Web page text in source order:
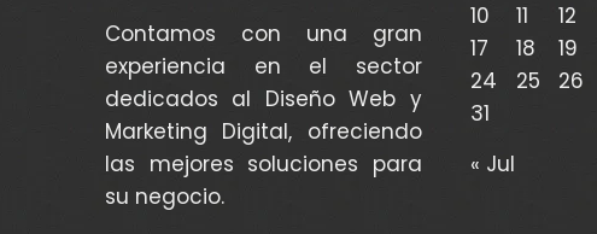
Contamos con una gran
experiencia en el sector
dedicados al Diseño Web y
Marketing Digital, ofreciendo
las mejores soluciones para
su negocio.
10
11 12
17
18 19
24
25 26
31
« Jul